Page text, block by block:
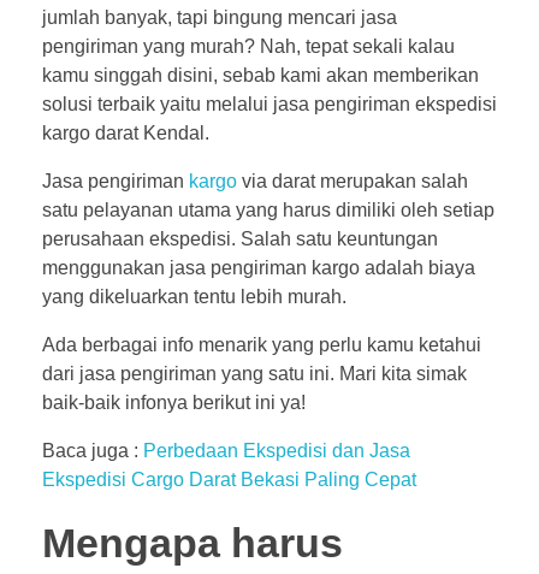
jumlah banyak, tapi bingung mencari jasa
pengiriman yang murah? Nah, tepat sekali kalau
kamu singgah disini, sebab kami akan memberikan
solusi terbaik yaitu melalui jasa pengiriman ekspedisi
kargo darat Kendal.
Jasa pengiriman kargo via darat merupakan salah
satu pelayanan utama yang harus dimiliki oleh setiap
perusahaan ekspedisi. Salah satu keuntungan
menggunakan jasa pengiriman kargo adalah biaya
yang dikeluarkan tentu lebih murah.
Ada berbagai info menarik yang perlu kamu ketahui
dari jasa pengiriman yang satu ini. Mari kita simak
baik-baik infonya berikut ini ya!
Baca juga : Perbedaan Ekspedisi dan Jasa
Ekspedisi Cargo Darat Bekasi Paling Cepat
Mengapa harus